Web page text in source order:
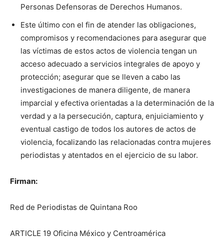
Personas Defensoras de Derechos Humanos.
Este último con el fin de atender las obligaciones,
compromisos y recomendaciones para asegurar que
las víctimas de estos actos de violencia tengan un
acceso adecuado a servicios integrales de apoyo y
protección; asegurar que se lleven a cabo las
investigaciones de manera diligente, de manera
imparcial y efectiva orientadas a la determinación de la
verdad y a la persecución, captura, enjuiciamiento y
eventual castigo de todos los autores de actos de
violencia, focalizando las relacionadas contra mujeres
periodistas y atentados en el ejercicio de su labor.
Firman:
Red de Periodistas de Quintana Roo
ARTICLE 19 Oficina México y Centroamérica